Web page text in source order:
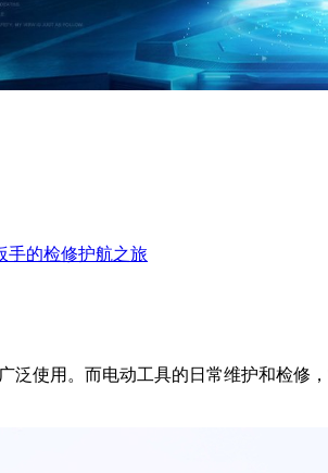
手的检修护航之旅
泛使用。而电动工具的日常维护和检修